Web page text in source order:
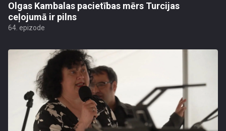
Olgas Kambalas pacietības mērs Turcijas
ceļojumā ir pilns
64. epizode